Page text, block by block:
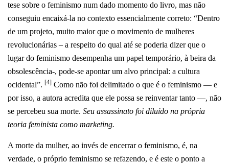
tese sobre o feminismo num dado momento do livro, mas não
conseguiu encaixá-la no contexto essencialmente correto: “Dentro
de um projeto, muito maior que o movimento de mulheres
revolucionárias – a respeito do qual até se poderia dizer que o
lugar do feminismo desempenha um papel temporário, à beira da
obsolescência-, pode-se apontar um alvo principal: a cultura
ocidental”. [4] Como não foi delimitado o que é o feminismo — e
por isso, a autora acredita que ele possa se reinventar tanto —, não
se percebeu sua morte. Seu assassinato foi diluído na própria
teoria feminista como marketing.
A morte da mulher, ao invés de encerrar o feminismo, é, na
verdade, o próprio feminismo se refazendo, e é este o ponto a